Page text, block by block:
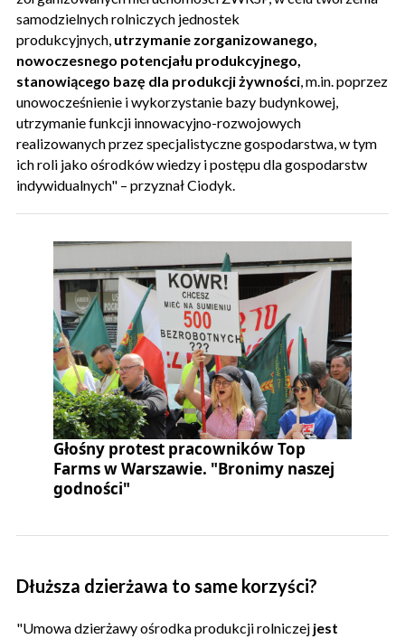
samodzielnych rolniczych jednostek
produkcyjnych, utrzymanie zorganizowanego,
nowoczesnego potencjału produkcyjnego,
stanowiącego bazę dla produkcji żywności , m.in. poprzez
unowocześnienie i wykorzystanie bazy budynkowej,
utrzymanie funkcji innowacyjno-rozwojowych
realizowanych przez specjalistyczne gospodarstwa, w tym
ich roli jako ośrodków wiedzy i postępu dla gospodarstw
indywidualnych" – przyznał Ciodyk.
Głośny protest pracowników Top
Farms w Warszawie. "Bronimy naszej
godności"
Dłuższa dzierżawa to same korzyści?
"Umowa dzierżawy ośrodka produkcji rolniczej jest